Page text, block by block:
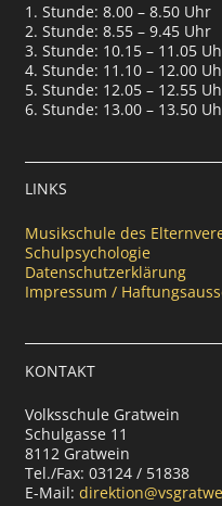
1. Stunde: 8.00 – 8.50 Uhr
2. Stunde: 8.55 – 9.45 Uhr
3. Stunde: 10.15 – 11.05
4. Stunde: 11.10 – 12.00
5. Stunde: 12.05 – 12.55
6. Stunde: 13.00 – 13.50
LINKS
Musikschule des
Schulpsychologie
Datenschutzerklärung
Impressum /
KONTAKT
Volksschule Gratwein
Schulgasse 11
8112 Gratwein
Tel./Fax: 03124 / 51838
E-Mail: